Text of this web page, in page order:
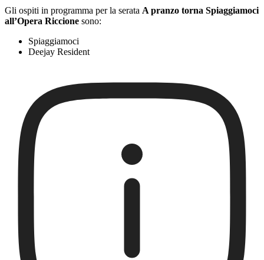
Gli ospiti in programma per la serata A pranzo torna Spiaggiamoci
all’Opera Riccione sono:
Spiaggiamoci
Deejay Resident